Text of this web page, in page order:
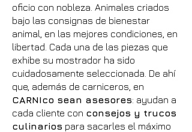
oficio con nobleza. Animales criados
bajo las consignas de bienestar
animal, en las mejores condiciones, en
libertad. Cada una de las piezas que
exhibe su mostrador ha sido
cuidadosamente seleccionada. De ahí
que, además de carniceros, en
CARNIco sean asesores: ayudan a
cada cliente con consejos y trucos
culinarios para sacarles el máximo